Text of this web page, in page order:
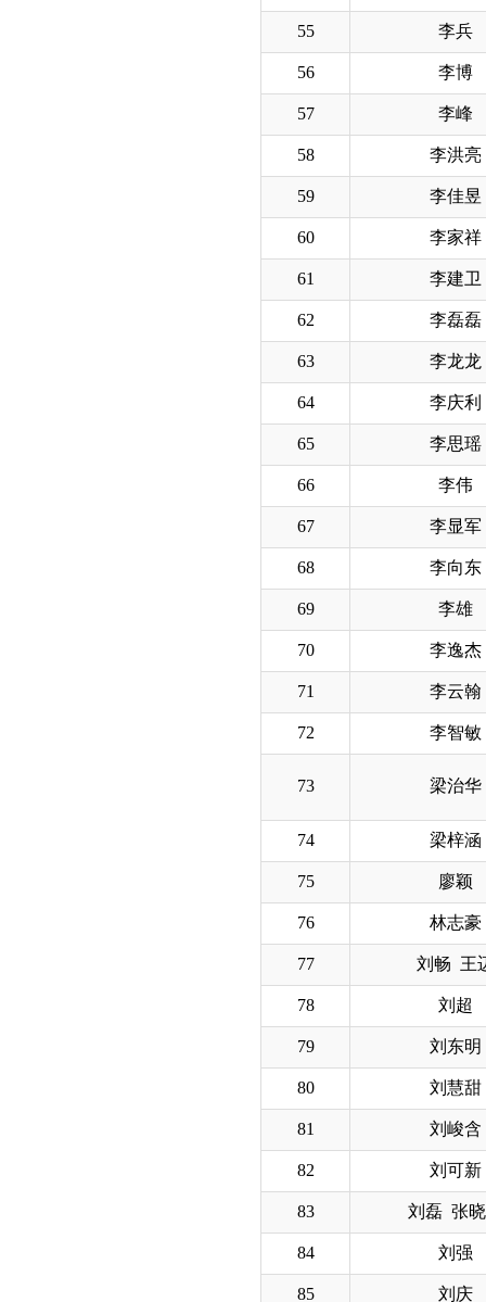
55 李兵
56 李博
57 李峰
58 李洪亮
59 李佳昱
60 李家祥
61 李建卫
62 李磊磊
63 李龙龙
64 李庆利
65 李思瑶
66 李伟
67 李显军
68 李向东
69 李雄
70 李逸杰
71 李云翰
72 李智敏
73 梁治华
74 梁梓涵
75 廖颖
76 林志豪
77 刘畅 王
78 刘超
79 刘东明
80 刘慧甜
81 刘峻含
82 刘可新
83 刘磊 张
84 刘强
85 刘庆